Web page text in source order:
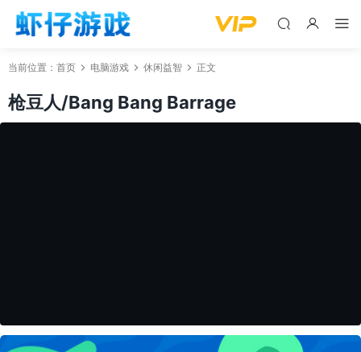
当前位置： 首页 电脑游戏 休闲益智 正文
枪豆人/Bang Bang Barrage